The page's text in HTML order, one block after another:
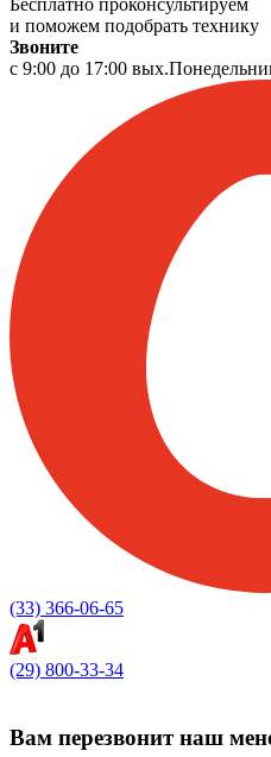
Бесплатно проконсультируем
и поможем подобрать технику
Звоните
с 9:00 до 17:00
(33) 366-06-65
(29) 800-33-34
Вам перезвонитнаш